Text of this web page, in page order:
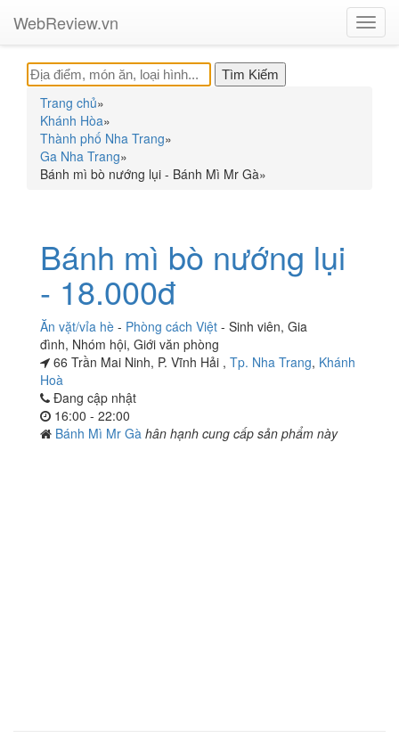
WebReview.vn
Trang chủ»
Khánh Hòa»
Thành phố Nha Trang»
Ga Nha Trang»
Bánh mì bò nướng lụi - Bánh Mì Mr Gà»
Bánh mì bò nướng lụi
- 18.000đ
Ăn vặt/vỉa hè - Phòng cách Việt - Sinh viên, Gia
đình, Nhóm hội, Giới văn phòng
66 Trần Mai Ninh, P. Vĩnh Hải , Tp. Nha Trang, Khánh
Hoà
Đang cập nhật
16:00 - 22:00
Bánh Mì Mr Gà hân hạnh cung cấp sản phẩm này